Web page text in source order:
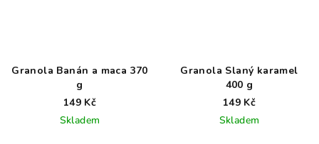
Granola Banán a maca 370
g
149 Kč
Skladem
Granola Slaný karamel
400 g
149 Kč
Skladem